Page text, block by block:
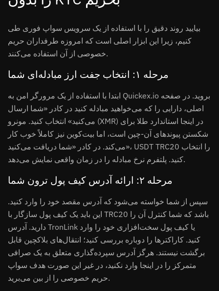
بیایید روند دقیق را با استفاده از یک سرویس سواپ فوری طی
کنیم، زیرا این ابزار اصلی است که امروزه طرفداران حریم
خصوصی از آن استفاده می‌کنند.
مرحله ۱: انتخاب جفت ارز مبادله‌ای شما
ابتدا با استفاده از یک مرورگر امن به Quickex.io بروید. در صفحه
اصلی، دارایی را که می‌خواهید مبادله کنید در کادر «شما ارسال
می‌کنید» انتخاب کنید. مونرو (XMR) در اینجا استاندارد طلا برای
شکستن پیوندهای آن-چین است، اما بیت‌کوین نیز کاملاً خوب کار
می‌کند. در کادر «شما دریافت می‌کنید»، USDT TRC20 را انتخاب
کنید. پلتفرم نرخ مبادله را در زمان واقعی نمایش می‌دهد.
مرحله ۲: ارائه آدرس کیف پول ترون شما
سپس از شما خواسته می‌شود که آدرس مقصد خود را وارد کنید.
این باید یک کیف پول سازگار با TRC20 باشد که شما کنترل آن را
دارید. آدرس TronLink یا کیف پول سخت‌افزاری خود را وارد
کنید. کاراکترها را دوباره بررسی کنید؛ انتقال‌های بلاکچین قابل
برگشت نیستند. هرگز آدرس سپرده‌گذاری متعلق به یک صرافی
متمرکز را در اینجا وارد نکنید، در غیر این صورت هدف سواپ
حریم خصوصی را از بین می‌برید.